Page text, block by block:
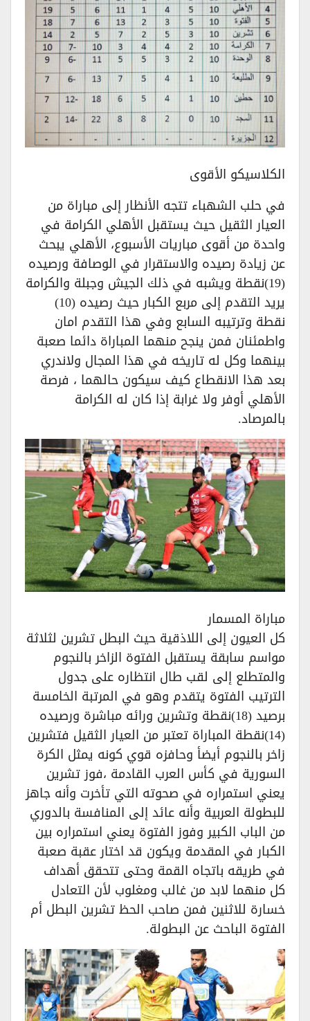
الكلاسيكو الأقوى
في حلب الشهباء تتجه الأنظار إلى مباراة من
العيار الثقيل حيث يستقبل الأهلي الكرامة في
واحدة من أقوى مباريات الأسبوع، الأهلي يبحث
عن زيادة رصيده والاستقرار في الوصافة ورصيده
(19)نقطة ويشبه في ذلك الجيش وجبلة والكرامة
يريد التقدم إلى مربع الكبار حيث رصيده (10)
نقطة وترتيبه السابع وفي هذا التقدم امان
واطمئنان فمن ينجح منهما المباراة دائما صعبة
بينهما وكل له تاريخه في هذا المجال ولاندري
بعد هذا الانقطاع كيف سيكون حالهما ، فرصة
الأهلي أوفر ولا غرابة إذا كان له الكرامة
بالمرصاد.
مباراة المسمار
كل العيون إلى اللاذقية حيث البطل تشرين لثلاثة
مواسم سابقة يستقبل الفتوة الزاخر بالنجوم
والمتطلع إلى لقب طال انتظاره على جدول
الترتيب الفتوة يتقدم وهو في المرتبة الخامسة
برصيد (18)نقطة وتشرين ورائه مباشرة ورصيده
(14)نقطة المباراة تعتبر من العيار الثقيل فتشرين
زاخر بالنجوم أيضأ وحافزه قوي كونه يمثل الكرة
السورية في كأس العرب القادمة ،فوز تشرين
يعني استمراره في صحوته التي تأخرت وأنه جاهز
للبطولة العربية وأنه عائد إلى المنافسة بالدوري
من الباب الكبير وفوز الفتوة يعني استمراره بين
الكبار في المقدمة ويكون قد اختار عقبة صعبة
في طريقه باتجاه القمة وحتى تتحقق أهداف
كل منهما لابد من غالب ومغلوب لأن التعادل
خسارة للاثنين فمن صاحب الحظ تشرين البطل أم
الفتوة الباحث عن البطولة.